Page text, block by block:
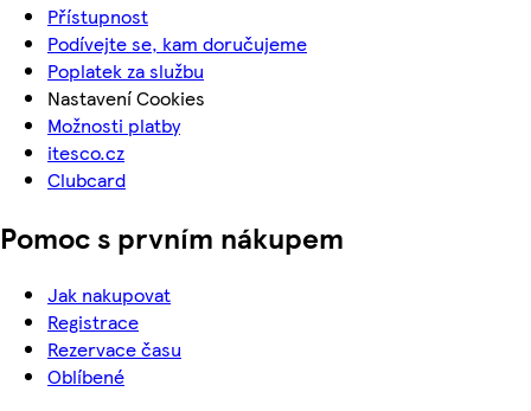
Přístupnost
Podívejte se, kam doručujeme
Poplatek za službu
Nastavení Cookies
Možnosti platby
itesco.cz
Clubcard
Pomoc s prvním nákupem
Jak nakupovat
Registrace
Rezervace času
Oblíbené